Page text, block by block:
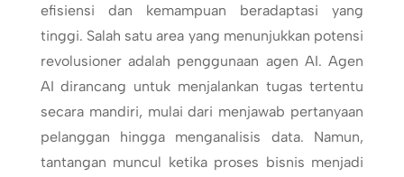
efisiensi dan kemampuan beradaptasi yang
tinggi. Salah satu area yang menunjukkan potensi
revolusioner adalah penggunaan agen AI. Agen
AI dirancang untuk menjalankan tugas tertentu
secara mandiri, mulai dari menjawab pertanyaan
pelanggan hingga menganalisis data. Namun,
tantangan muncul ketika proses bisnis menjadi